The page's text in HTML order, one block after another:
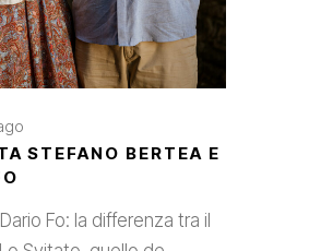
STEFANO BERTEA E
Fo: la differenza tra il